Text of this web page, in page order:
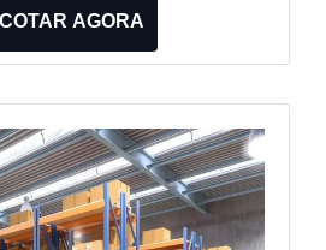
consegue encontrar o site
de Armazenagens.
os clientes lixeira basculante
uma visão analítica sobre
é importante buscar uma
produtos e serviços com ótima
detalhes que passam
AGORA